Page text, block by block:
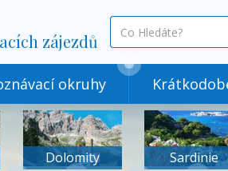
zájezdů
co
hledáte
okruhy
Dolomity Sardinie